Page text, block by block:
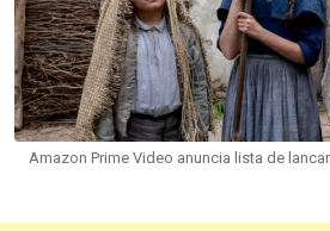
Amazon Prime Video anuncia lista de